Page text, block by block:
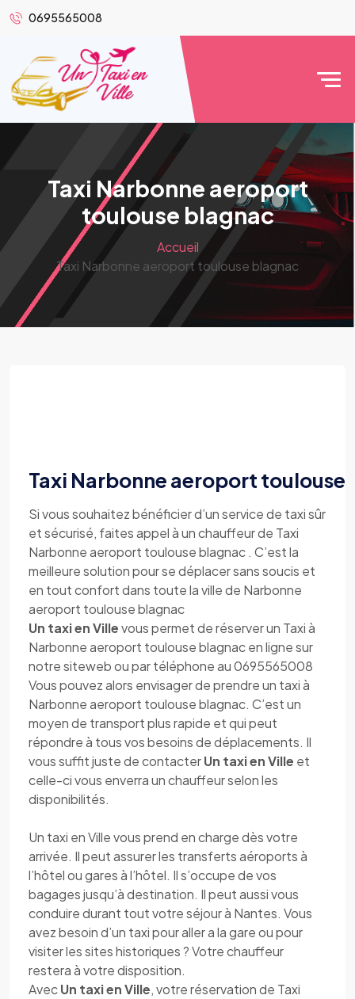
0695565008
Taxi Narbonne aeroport
toulouse blagnac
Accueil
Taxi Narbonne aeroport toulouse blagnac
Taxi Narbonne aeroport toulouse
Si vous souhaitez bénéficier d’un service de taxi sûr
et sécurisé, faites appel à un chauffeur de Taxi
Narbonne aeroport toulouse blagnac . C’est la
meilleure solution pour se déplacer sans soucis et
en tout confort dans toute la ville de Narbonne
aeroport toulouse blagnac
Un taxi en Villevous permet de réserver un Taxi à
Narbonne aeroport toulouse blagnac en ligne sur
notre siteweb ou par téléphone au 0695565008
Vous pouvez alors envisager de prendre un taxi à
Narbonne aeroport toulouse blagnac. C’est un
moyen de transport plus rapide et qui peut
répondre à tous vos besoins de déplacements. Il
vous suffit juste de contacterUn taxi en Ville et
celle-ci vous enverra un chauffeur selon les
disponibilités.
Un taxi en Ville vous prend en charge dès votre
arrivée. Il peut assurer les transferts aéroports à
l’hôtel ou gares à l’hôtel. Il s’occupe de vos
bagages jusqu’à destination. Il peut aussi vous
conduire durant tout votre séjour à Nantes. Vous
avez besoin d’un taxi pour aller a la gare ou pour
visiter les sites historiques ? Votre chauffeur
restera à votre disposition.
AvecUn taxi en Ville, votre réservation de Taxi